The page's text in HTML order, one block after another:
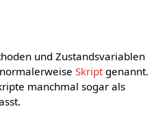
und Zustandsvariablen
Skriptgenannt.
manchmal sogar als